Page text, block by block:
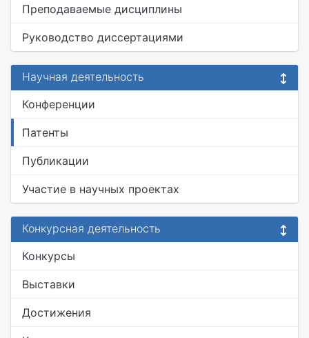
Преподаваемые дисциплины
Руководство диссертациями
Научная деятельность
Конференции
Патенты
Публикации
Участие в научных проектах
Конкурсная деятельность
Конкурсы
Выставки
Достижения